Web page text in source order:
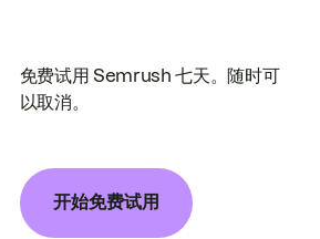
免费试用 Semrush 七天。随时可
以取消。
开始免费试用